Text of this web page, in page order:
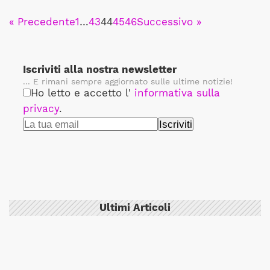
« Precedente1…43444546Successivo »
Iscriviti alla nostra newsletter
... E rimani sempre aggiornato sulle ultime notizie!
Ho letto e accetto l' informativa sulla
privacy.
Ultimi Articoli